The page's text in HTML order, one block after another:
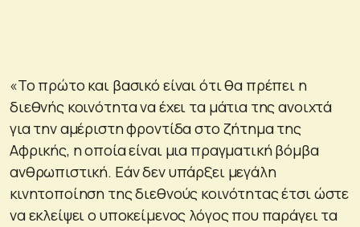
«Το πρώτο και βασικό είναι ότι θα πρέπει η
διεθνής κοινότητα να έχει τα μάτια της ανοιχτά
για την αμέριστη φροντίδα στο ζήτημα της
Αφρικής, η οποία είναι μια πραγματική βόμβα
ανθρωπιστική. Εάν δεν υπάρξει μεγάλη
κινητοποίηση της διεθνούς κοινότητας έτσι ώστε
να εκλείψει ο υποκείμενος λόγος που παράγει τα